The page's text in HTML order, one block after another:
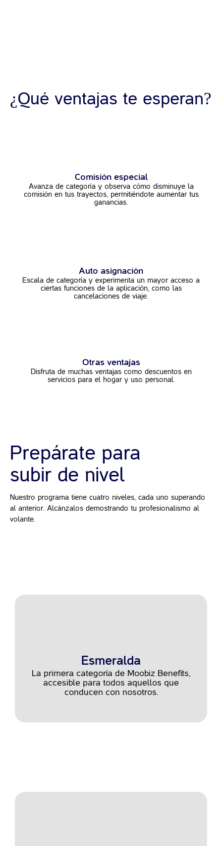
¿Qué ventajas te esperan?
Comisión especial
Avanza de categoría y observa cómo disminuye la
comisión en tus trayectos, permitiéndote aumentar tus
ganancias.
Auto asignación
Escala de categoría y experimenta un mayor acceso a
ciertas funciones de laaplicación, como las
cancelaciones de viaje.
Otras ventajas
Disfruta de muchas ventajas como descuentos en
servicios para el hogar yuso personal.
Prepárate para
subir de nivel
Nuestro programa tiene cuatro niveles, cada uno superando
al anterior. Alcánzalos demostrando tu profesionalismo al
volante.
Esmeralda
La primera categoría de Moobiz Benefits,
accesible para todos aquellos que
conducen con nosotros.